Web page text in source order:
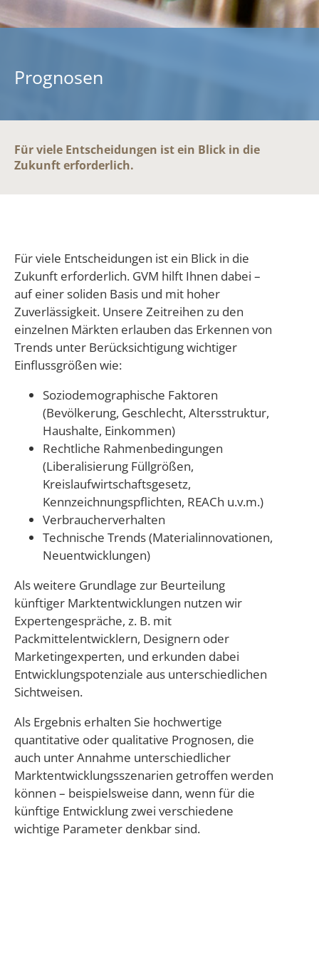
Prognosen
Für viele Entscheidungen ist ein Blick in die
Zukunft erforderlich.
Für viele Entscheidungen ist ein Blick in die
Zukunft erforderlich. GVM hilft Ihnen dabei –
auf einer soliden Basis und mit hoher
Zuverlässigkeit. Unsere Zeitreihen zu den
einzelnen Märkten erlauben das Erkennen von
Trends unter Berücksichtigung wichtiger
Einflussgrößen wie:
Soziodemographische Faktoren
(Bevölkerung, Geschlecht, Altersstruktur,
Haushalte, Einkommen)
Rechtliche Rahmenbedingungen
(Liberalisierung Füllgrößen,
Kreislaufwirtschaftsgesetz,
Kennzeichnungspflichten, REACh u.v.m.)
Verbraucherverhalten
Technische Trends (Materialinnovationen,
Neuentwicklungen)
Als weitere Grundlage zur Beurteilung
künftiger Marktentwicklungen nutzen wir
Expertengespräche, z. B. mit
Packmittelentwicklern, Designern oder
Marketingexperten, und erkunden dabei
Entwicklungspotenziale aus unterschiedlichen
Sichtweisen.
Als Ergebnis erhalten Sie hochwertige
quantitative oder qualitative Prognosen, die
auch unter Annahme unterschiedlicher
Marktentwicklungsszenarien getroffen werden
können – beispielsweise dann, wenn für die
künftige Entwicklung zwei verschiedene
wichtige Parameter denkbar sind.